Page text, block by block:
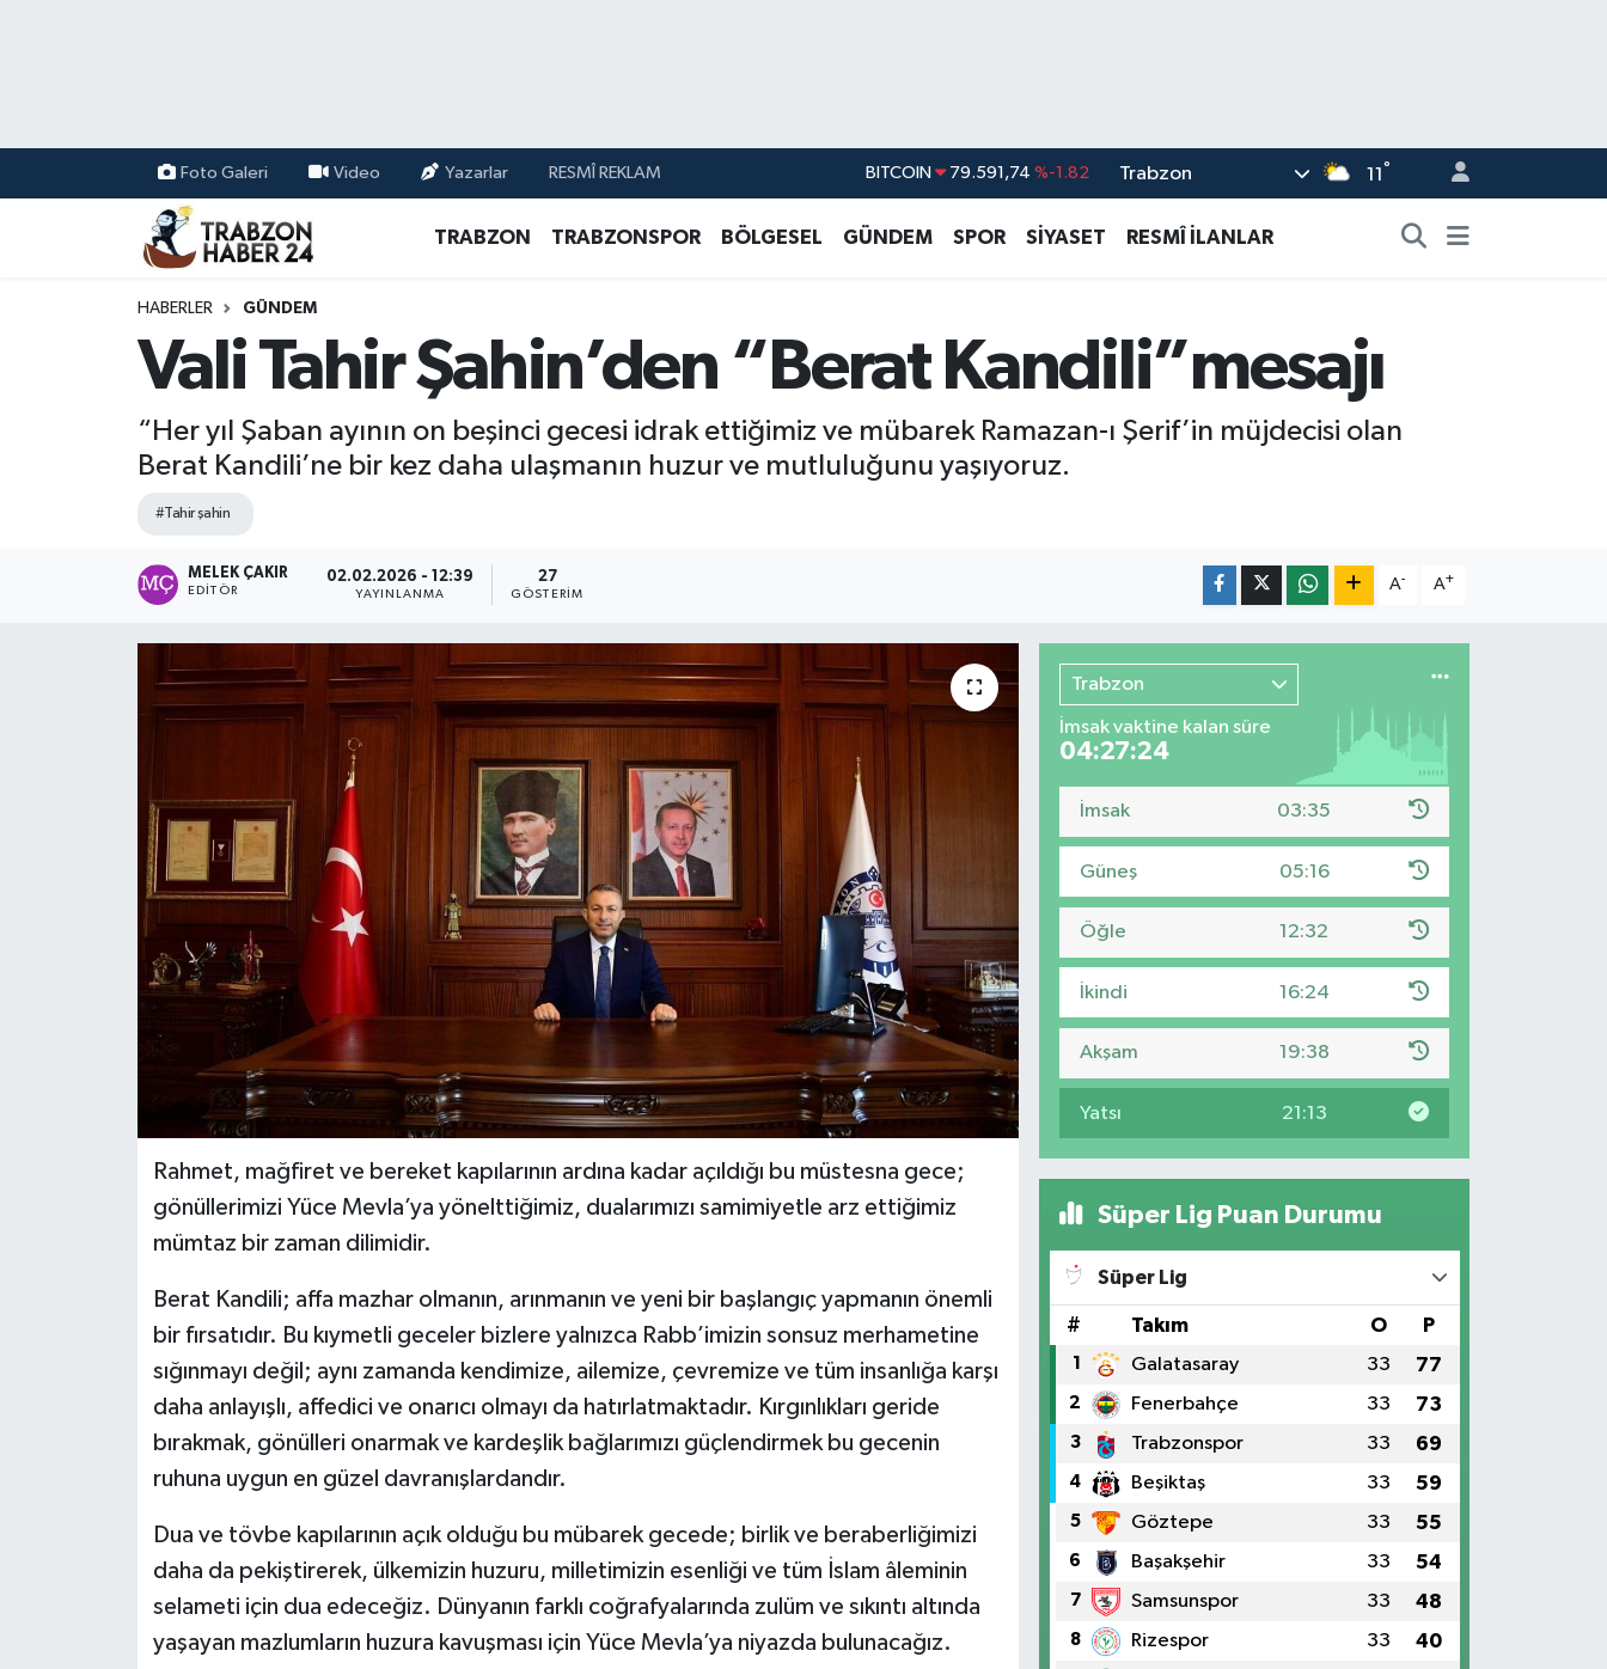
Foto Galeri Video Yazarlar RESMÎ REKLAM BITCOIN 79.591,74 %-1.82
G.ALTIN 6862,09000 %0.19
BİST100 14.598,00 %0
Trabzon 11 °
TRABZON TRABZONSPOR BÖLGESEL GÜNDEM SPOR SİYASET RESMÎ İLANLAR
HABERLER GÜNDEM
Vali Tahir Şahin’den “Berat Kandili”mesajı
“Her yıl Şaban ayının on beşinci gecesi idrak ettiğimiz ve mübarek Ramazan-ı Şerif’in müjdecisi olan
Berat Kandili’ne bir kez daha ulaşmanın huzur ve mutluluğunu yaşıyoruz.
#Tahir şahin
MELEK ÇAKIR
EDITÖR
02.02.2026 - 12:39
YAYINLANMA
27
GÖSTERIM
A- A+
Rahmet, mağfiret ve bereket kapılarının ardına kadar açıldığı bu müstesna gece;
gönüllerimizi Yüce Mevla’ya yönelttiğimiz, dualarımızı samimiyetle arz ettiğimiz
mümtaz bir zaman dilimidir.
Berat Kandili; affa mazhar olmanın, arınmanın ve yeni bir başlangıç yapmanın önemli
bir fırsatıdır. Bu kıymetli geceler bizlere yalnızca Rabb’imizin sonsuz merhametine
sığınmayı değil; aynı zamanda kendimize, ailemize, çevremize ve tüm insanlığa karşı
daha anlayışlı, affedici ve onarıcı olmayı da hatırlatmaktadır. Kırgınlıkları geride
bırakmak, gönülleri onarmak ve kardeşlik bağlarımızı güçlendirmek bu gecenin
ruhuna uygun en güzel davranışlardandır.
Dua ve tövbe kapılarının açık olduğu bu mübarek gecede; birlik ve beraberliğimizi
daha da pekiştirerek, ülkemizin huzuru, milletimizin esenliği ve tüm İslam âleminin
selameti için dua edeceğiz. Dünyanın farklı coğrafyalarında zulüm ve sıkıntı altında
yaşayan mazlumların huzura kavuşması için Yüce Mevla’ya niyazda bulunacağız.
Trabzon
İmsak vaktine kalan süre
04:27:23
İmsak 03:35
Güneş 05:16
Öğle 12:32
İkindi 16:24
Akşam 19:38
Yatsı 21:13
Süper Lig Puan Durumu
Süper Lig
# Takım O P
1 Galatasaray 33 77
2 Fenerbahçe 33 73
3 Trabzonspor 33 69
4 Beşiktaş 33 59
5 Göztepe 33 55
6 Başakşehir 33 54
7 Samsunspor 33 48
8 Rizespor 33 40
Hava Durumu
Namaz Vakitleri
Trafik Durumu
Süper Lig Puan Durumu ve Fikstür
Tüm Manşetler
Son Dakika Haberleri
Haber Arşivi